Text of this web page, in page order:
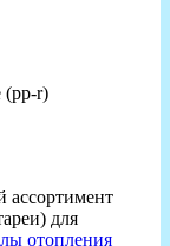
(рр-r)
для
отопления